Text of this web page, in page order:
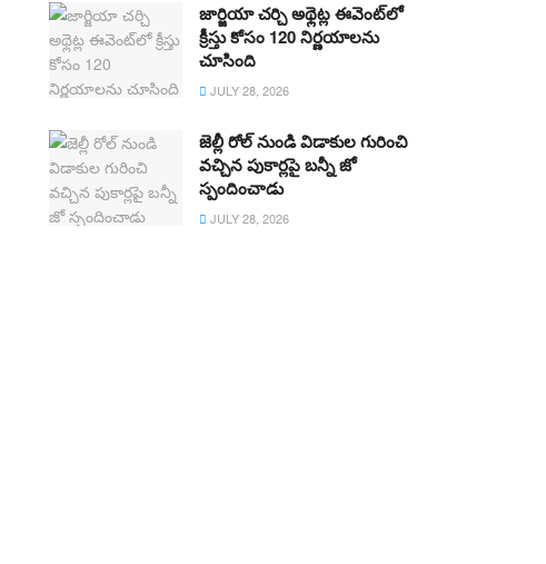
జార్జియా చర్చి అథ్లెట్ల ఈవెంట్‌లో
క్రీస్తు కోసం 120 నిర్ణయాలను
చూసింది
JULY 28, 2026
జెల్లీ రోల్ నుండి విడాకుల గురించి
వచ్చిన పుకార్లపై బన్నీ జో
స్పందించాడు
JULY 28, 2026